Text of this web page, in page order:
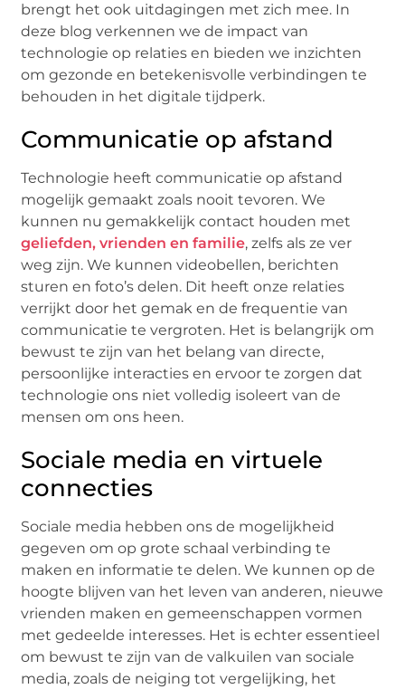
brengt het ook uitdagingen met zich mee. In
deze blog verkennen we de impact van
technologie op relaties en bieden we inzichten
om gezonde en betekenisvolle verbindingen te
behouden in het digitale tijdperk.
Communicatie op afstand
Technologie heeft communicatie op afstand
mogelijk gemaakt zoals nooit tevoren. We
kunnen nu gemakkelijk contact houden met
geliefden, vrienden en familie, zelfs als ze ver
weg zijn. We kunnen videobellen, berichten
sturen en foto’s delen. Dit heeft onze relaties
verrijkt door het gemak en de frequentie van
communicatie te vergroten. Het is belangrijk om
bewust te zijn van het belang van directe,
persoonlijke interacties en ervoor te zorgen dat
technologie ons niet volledig isoleert van de
mensen om ons heen.
Sociale media en virtuele
connecties
Sociale media hebben ons de mogelijkheid
gegeven om op grote schaal verbinding te
maken en informatie te delen. We kunnen op de
hoogte blijven van het leven van anderen, nieuwe
vrienden maken en gemeenschappen vormen
met gedeelde interesses. Het is echter essentieel
om bewust te zijn van de valkuilen van sociale
media, zoals de neiging tot vergelijking, het